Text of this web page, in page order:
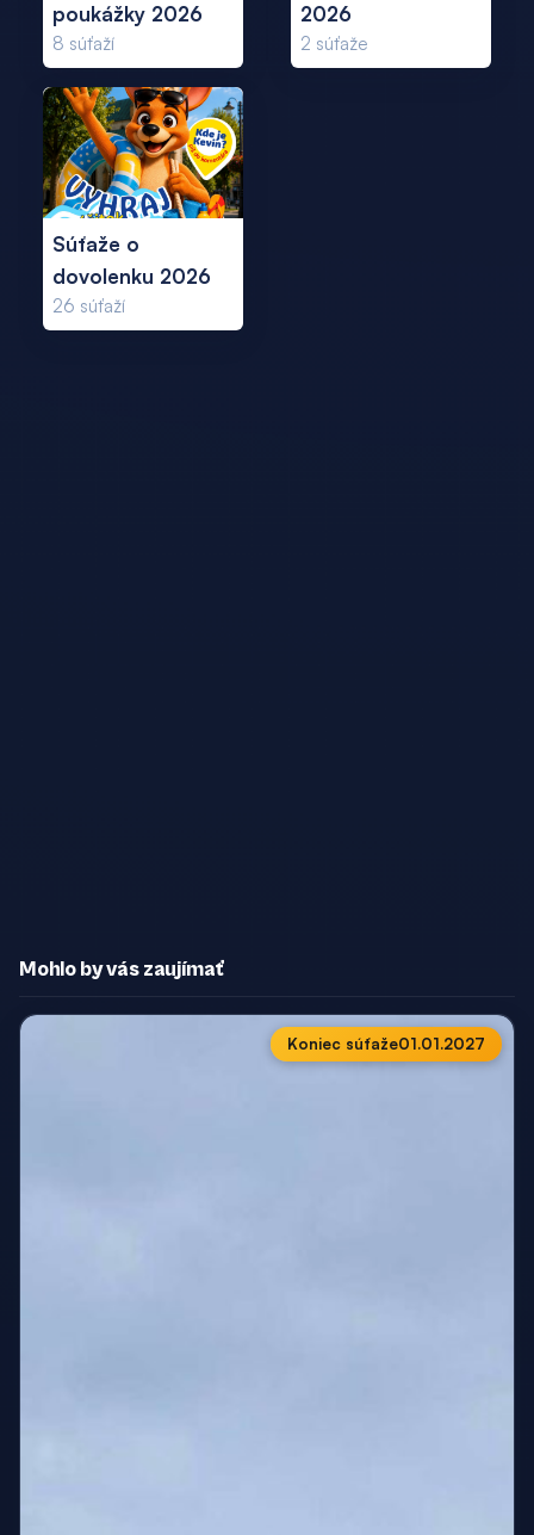
poukážky 2026
8 súťaží
2026
2 súťaže
Súťaže o
dovolenku 2026
26 súťaží
Mohlo by vás zaujímať
Koniec súťaže01.01.2027